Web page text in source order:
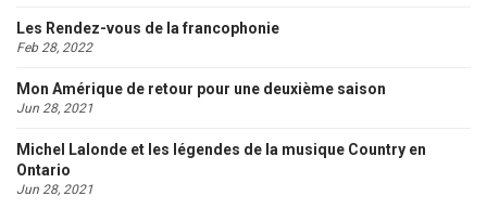
Les Rendez-vous de la francophonie
Feb 28, 2022
Mon Amérique de retour pour une deuxième saison
Jun 28, 2021
Michel Lalonde et les légendes de la musique Country en
Ontario
Jun 28, 2021